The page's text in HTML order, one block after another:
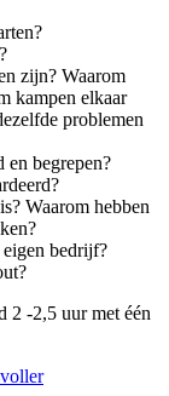
zijn? Waarom
kampen elkaar
problemen
en begrepen?
Waarom hebben
eigen bedrijf?
2 -2,5 uur met één